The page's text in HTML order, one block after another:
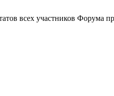
всех участников